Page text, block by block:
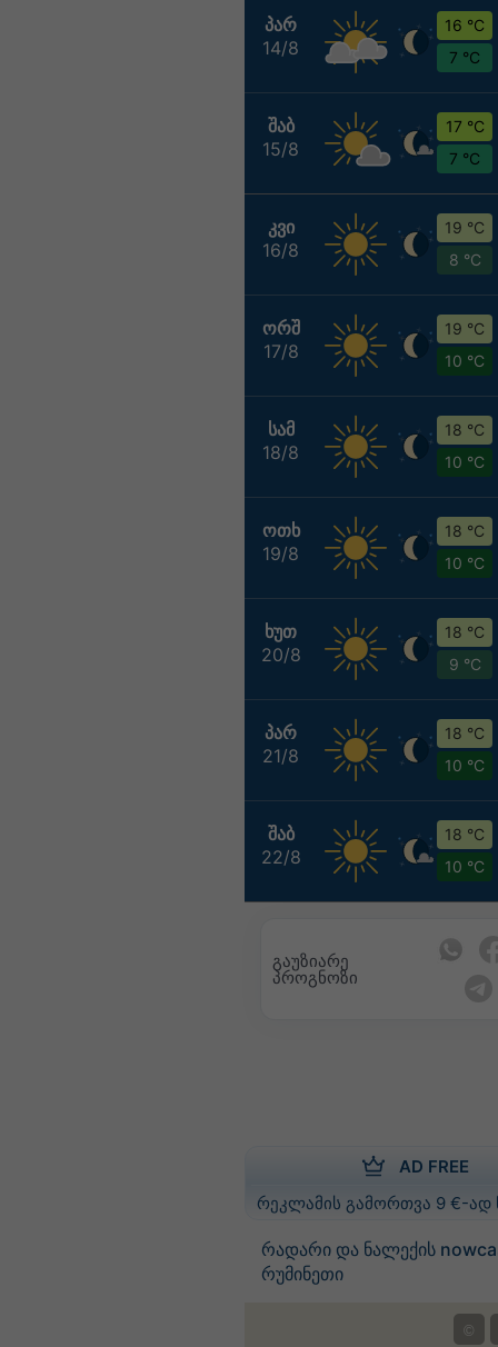
ᲞᲐᲠ
14/8
16 °C
7 °C
ᲨᲐᲑ
15/8
17 °C
7 °C
ᲙᲕᲘ
16/8
19 °C
8 °C
ᲝᲠᲨ
17/8
19 °C
10 °C
ᲡᲐᲛ
18/8
18 °C
10 °C
ᲝᲗᲮ
19/8
18 °C
10 °C
ᲮᲣᲗ
20/8
18 °C
9 °C
ᲞᲐᲠ
21/8
18 °C
10 °C
ᲨᲐᲑ
22/8
18 °C
10 °C
გაუზიარე
პროგნოზი
AD FREE
რეკლამის გამორთვა 9 €-ად
რადარი და ნალექის
რუმინეთი
©